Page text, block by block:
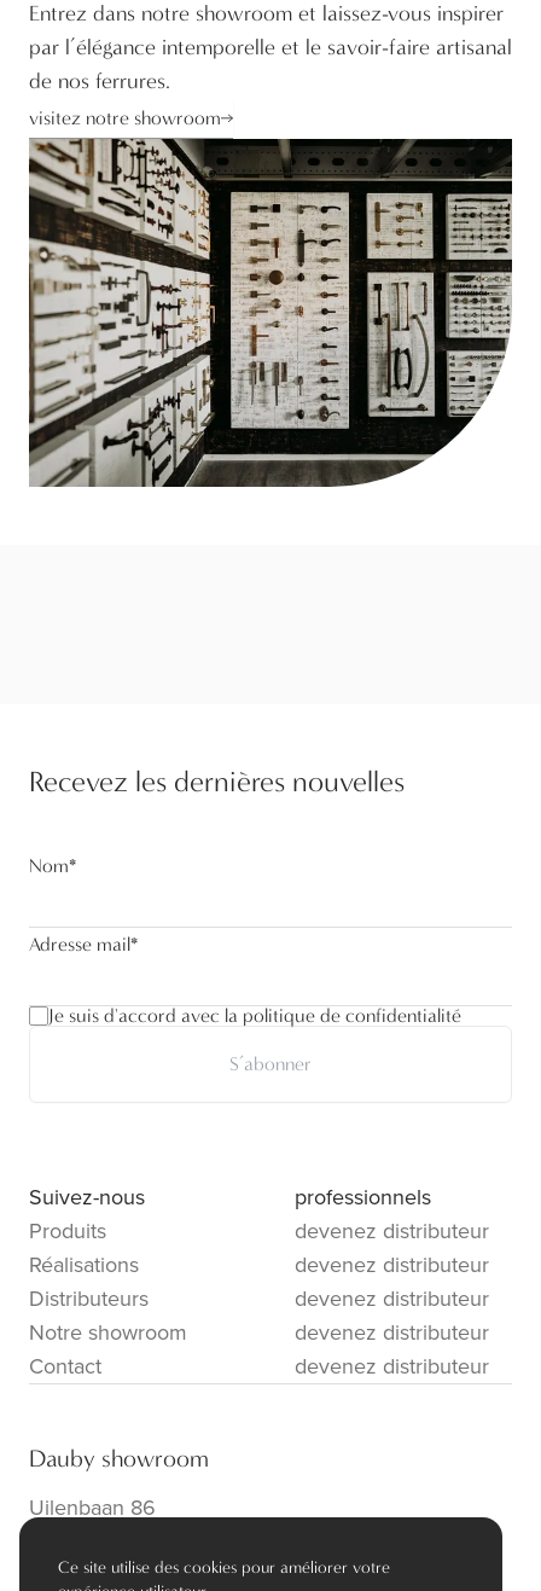
Entrez dans notre showroom et laissez-vous inspirer
par l’élégance intemporelle et le savoir-faire artisanal
de nos ferrures.
visitez notre showroom
Recevez les dernières nouvelles
Nom*
Adresse mail*
Je suis d'accord avec la politique de confidentialité
S’abonner
Suivez-nous
Produits
Réalisations
Distributeurs
Notre showroom
Contact
professionnels
devenez distributeur
devenez distributeur
devenez distributeur
devenez distributeur
devenez distributeur
Dauby showroom
Uilenbaan 86
info@dauby.be|+32 3 354 16 86
Ce site utilise des cookies pour améliorer votre